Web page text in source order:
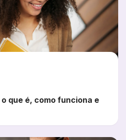
que é, como funciona e